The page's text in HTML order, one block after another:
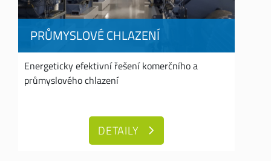
PRŮMYSLOVÉ CHLAZENÍ
Energeticky efektivní řešení komerčního a
průmyslového chlazení
DETAILY